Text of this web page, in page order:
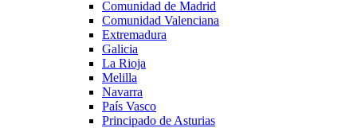
Comunidad de Madrid
Comunidad Valenciana
Extremadura
Galicia
La Rioja
Melilla
Navarra
País Vasco
Principado de Asturias